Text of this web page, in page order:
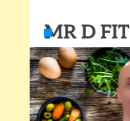
MR D FIT